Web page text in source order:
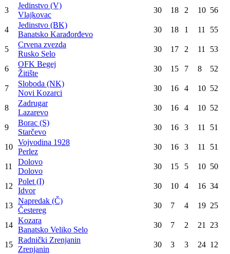
3
Jedinstvo (V)
Vlajkovac
30 18 2 10 56
4
Jedinstvo (BK)
Banatsko Karađorđevo
30 18 1 11 55
5
Crvena zvezda
Rusko Selo
30 17 2 11 53
6
OFK Begej
Žitište
30 15 7 8 52
7
Sloboda (NK)
Novi Kozarci
30 16 4 10 52
8
Zadrugar
Lazarevo
30 16 4 10 52
9
Borac (S)
Starčevo
30 16 3 11 51
10
Vojvodina 1928
Perlez
30 16 3 11 51
11
Dolovo
Dolovo
30 15 5 10 50
12
Polet (I)
Idvor
30 10 4 16 34
13
Napredak (Č)
Čestereg
30 7 4 19 25
14
Kozara
Banatsko Veliko Selo
30 7 2 21 23
15
Radnički Zrenjanin
Zrenjanin
30 3 3 24 12